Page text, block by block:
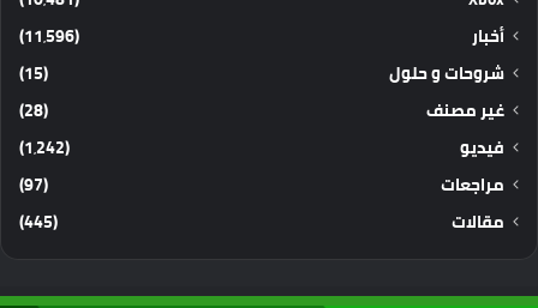
أخبار
(11٬596)
شروحات و حلول
(15)
غير مصنف
(28)
فيديو
(1٬242)
مراجعات
(97)
مقالات
(445)